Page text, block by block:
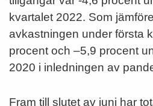
kvartalet 2022. Som
avkastningen under första
procent och –5,9 procent
2020 i inledningen av
Fram till slutet av juni har